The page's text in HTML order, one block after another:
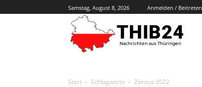
Samstag, August 8, 2026 Anmelden / Beitreten
THIB24
Nachrichten aus Thüringen
Start Schlagworte Zensus 2022